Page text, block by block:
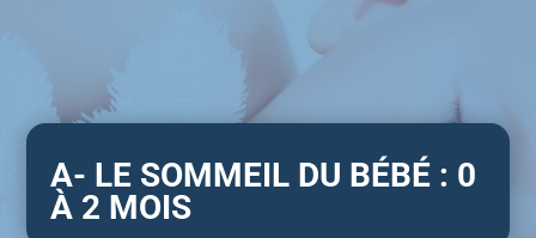
A- LE SOMMEIL DU BÉBÉ : 0
À 2 MOIS